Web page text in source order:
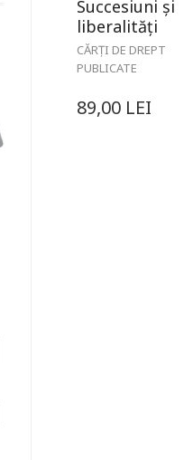
Succesiuni și
liberalități
CĂRȚI DE DREPT
PUBLICATE
89,00 LEI